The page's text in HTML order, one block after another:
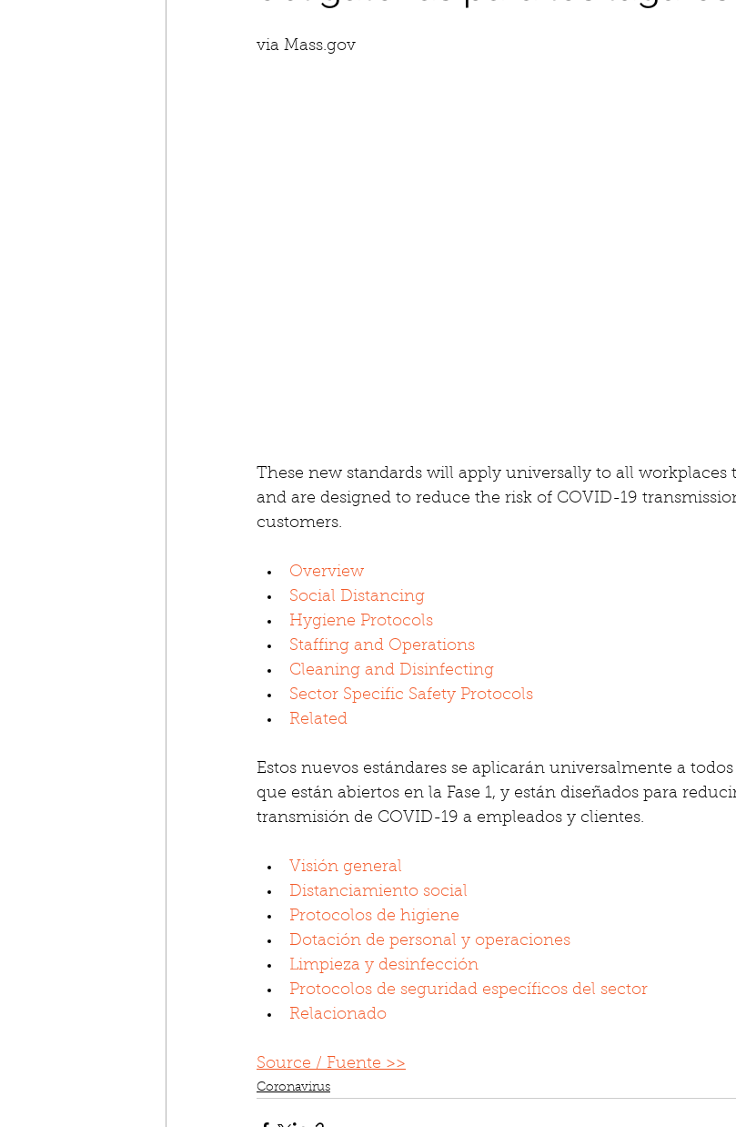
via Mass.gov
These new standards will apply universally to all workplaces
and are designed to reduce the risk of COVID-19
customers.
Overview
Social Distancing
Hygiene Protocols
Staffing and Operations
Cleaning and Disinfecting
Sector Specific Safety Protocols
Related
Estos nuevos estándares se aplicarán universalmente a
que están abiertos en la Fase 1, y están diseñados para
transmisión de COVID-19 a empleados y clientes.
Visión general
Distanciamiento social
Protocolos de higiene
Dotación de personal y operaciones
Limpieza y desinfección
Protocolos de seguridad específicos del sector
Relacionado
Source / Fuente >>
Coronavirus